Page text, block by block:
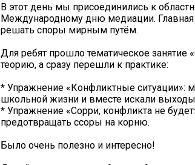
В этот день мы присоединились к
Международному дню медиации. Главная
решать споры мирным путём.
Для ребят прошло тематическое
теорию, а сразу перешли к практике:
* Упражнение «Конфликтные ситуации»:
школьной жизни и вместе искали
* Упражнение «Сорри, конфликта не
предотвращать ссоры на корню.
Было очень полезно и интересно!